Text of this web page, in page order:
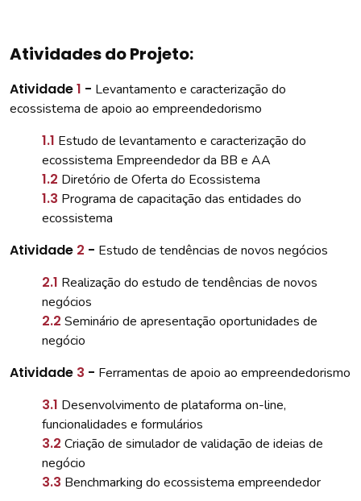
Atividades do Projeto:
Atividade1 - Levantamento e caracterização do
ecossistema de apoio ao empreendedorismo
1.1 Estudo de levantamento e caracterização do
ecossistema Empreendedor da BB e AA
1.2 Diretório de Oferta do Ecossistema
1.3 Programa de capacitação das entidades do
ecossistema
Atividade 2 - Estudo de tendências de novos negócios
2.1 Realização do estudo de tendências de novos
negócios
2.2 Seminário de apresentação oportunidades de
negócio
Atividade 3 - Ferramentas de apoio ao empreendedorismo
3.1 Desenvolvimento de plataforma on-line,
funcionalidades e formulários
3.2 Criação de simulador de validação de ideias de
negócio
3.3 Benchmarking do ecossistema empreendedor